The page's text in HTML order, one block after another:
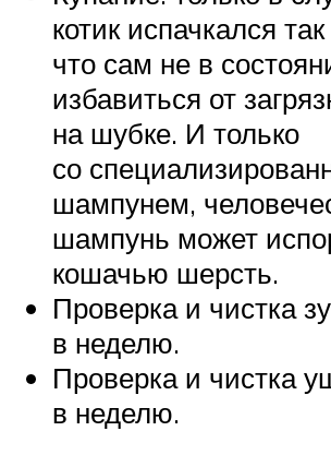
котик испачкался
что сам не в
избавиться от
на шубке. И только
со
шампунем,
шампунь может
кошачью шерсть.
Проверка и чистка
в неделю.
Проверка и чистка
в неделю.